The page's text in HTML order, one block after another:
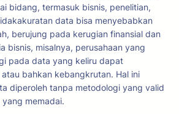
bidang, termasuk bisnis, penelitian,
data bisa menyebabkan
berujung pada kerugian finansial dan
bisnis, misalnya, perusahaan yang
pada data yang keliru dapat
bahkan kebangkrutan. Hal ini
diperoleh tanpa metodologi yang valid
memadai.